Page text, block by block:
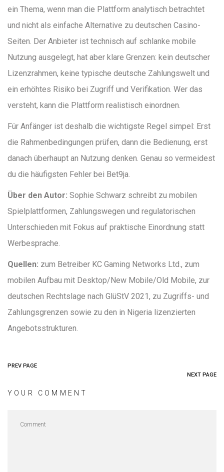
ein Thema, wenn man die Plattform analytisch betrachtet
und nicht als einfache Alternative zu deutschen Casino-
Seiten. Der Anbieter ist technisch auf schlanke mobile
Nutzung ausgelegt, hat aber klare Grenzen: kein deutscher
Lizenzrahmen, keine typische deutsche Zahlungswelt und
ein erhöhtes Risiko bei Zugriff und Verifikation. Wer das
versteht, kann die Plattform realistisch einordnen.
Für Anfänger ist deshalb die wichtigste Regel simpel: Erst
die Rahmenbedingungen prüfen, dann die Bedienung, erst
danach überhaupt an Nutzung denken. Genau so vermeidest
du die häufigsten Fehler bei Bet9ja.
Über den Autor: Sophie Schwarz schreibt zu mobilen
Spielplattformen, Zahlungswegen und regulatorischen
Unterschieden mit Fokus auf praktische Einordnung statt
Werbesprache.
Quellen: zum Betreiber KC Gaming Networks Ltd., zum
mobilen Aufbau mit Desktop/New Mobile/Old Mobile, zur
deutschen Rechtslage nach GlüStV 2021, zu Zugriffs- und
Zahlungsgrenzen sowie zu den in Nigeria lizenzierten
Angebotsstrukturen.
PREV PAGE
NEXT PAGE
YOUR COMMENT